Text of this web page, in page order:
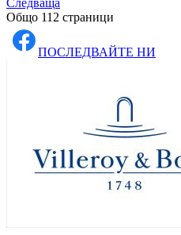
Общо 112 страници
ПОСЛЕДВАЙТЕ НИ